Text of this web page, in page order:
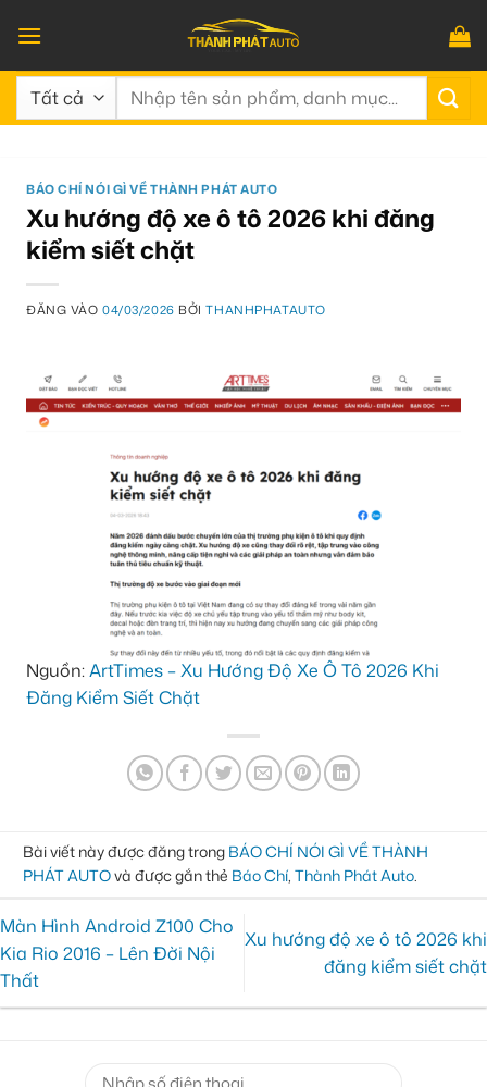
qua
nội
dung
Tìm
BÁO CHÍ NÓI GÌ VỀ THÀNH PHÁT AUTO
Xu hướng độ xe ô tô 2026 khi đăng
kiểm siết chặt
ĐĂNG VÀO04/03/2026 BỞITHANHPHATAUTO
Nguồn:ArtTimes – Xu Hướng Độ Xe Ô Tô 2026 Khi
Đăng Kiểm Siết Chặt
Bài viết này được đăng trong BÁO CHÍ NÓI GÌ VỀ THÀNH
PHÁT AUTOvà được gắn thẻ Báo Chí, Thành Phát Auto.
Màn Hình Android Z100 Cho
Kia Rio 2016 – Lên Đời Nội
Thất
Xu hướng độ xe ô tô 2026 khi
đăng kiểm siết chặt